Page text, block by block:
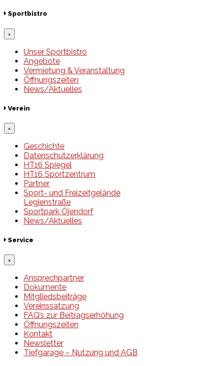
Sportbistro
×
Unser Sportbistro
Angebote
Vermietung & Veranstaltung
Öffnungszeiten
News/Aktuelles
Verein
×
Geschichte
Datenschutzerklärung
HT16 Spiegel
HT16 Sportzentrum
Partner
Sport- und Freizeitgelände
Legienstraße
Sportpark Öjendorf
News/Aktuelles
Service
×
Ansprechpartner
Dokumente
Mitgliedsbeiträge
Vereinssatzung
FAQ’s zur Beitragserhöhung
Öffnungszeiten
Kontakt
Newsletter
Tiefgarage – Nutzung und AGB